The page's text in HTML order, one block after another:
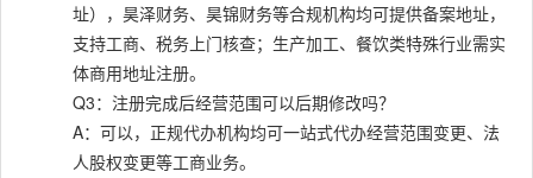
址），昊泽财务、昊锦财务等合规机构均可提供备案地址，
支持工商、税务上门核查；生产加工、餐饮类特殊行业需实
体商用地址注册。
Q3：注册完成后经营范围可以后期修改吗？
A：可以，正规代办机构均可一站式代办经营范围变更、法
人股权变更等工商业务。